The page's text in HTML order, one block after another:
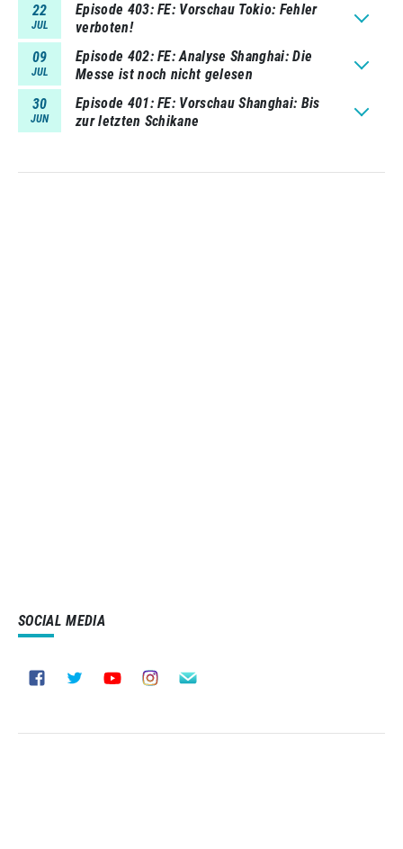
22
JUL
Episode 403 FE: Vorschau Tokio: Fehler
verboten!
09
JUL
Episode 402 FE: Analyse Shanghai: Die
Messe ist noch nicht gelesen
30
JUN
Episode 401 FE: Vorschau Shanghai: Bis
zur letzten Schikane
SOCIAL MEDIA